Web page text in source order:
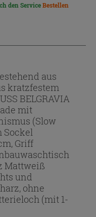
den ServiceBestellen
aus
kratzfestem
BELGRAVIA
mit
(Slow
Sockel
Griff
Mattweiß
und
ohne
(mit 1-